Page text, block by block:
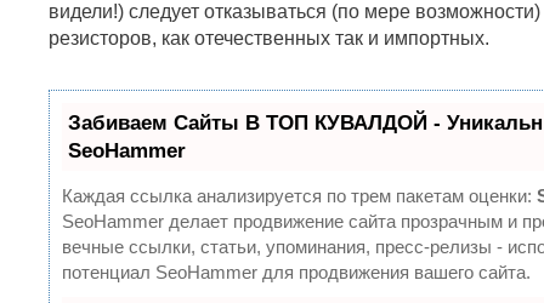
видели!) следует отказываться (по мере
резисторов, как отечественных так и импортных.
Забиваем Сайты В ТОП КУВАЛДОЙ -
SeoHammer
Каждая ссылка анализируется по трем пакетам оценки:
SeoHammer делает продвижение сайта прозрачным и
вечные ссылки, статьи, упоминания, пресс-релизы -
потенциал SeoHammer для продвижения вашего сайта.